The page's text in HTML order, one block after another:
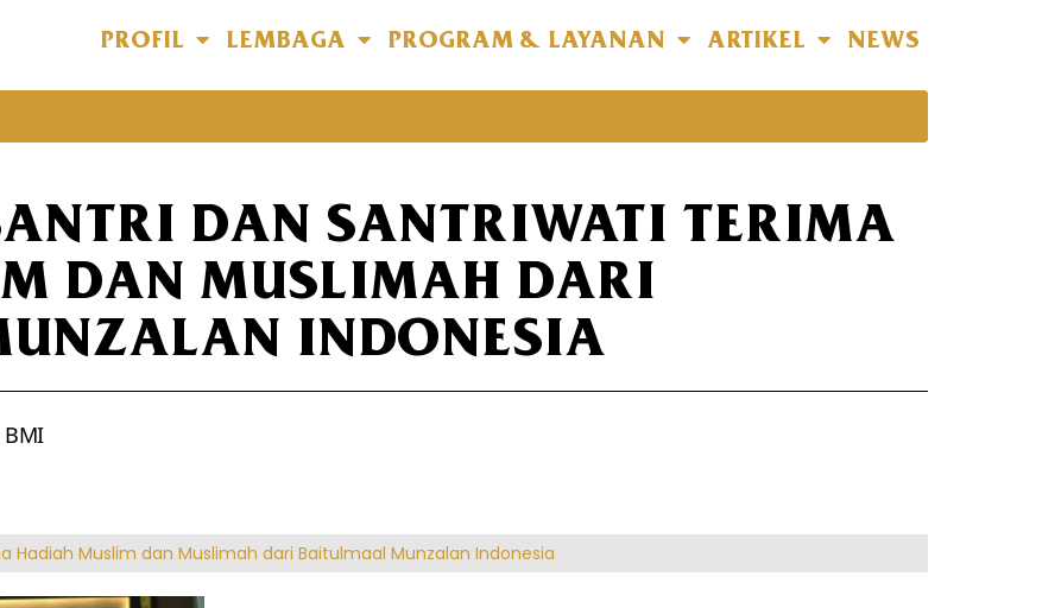
PROFIL LEMBAGA PROGRAM & LAYANAN ARTIKEL NEWS
DAN SANTRIWATI TERIMA
DAN MUSLIMAH DARI
INDONESIA
Hadiah Muslim dan Muslimah dari Baitulmaal Munzalan Indonesia